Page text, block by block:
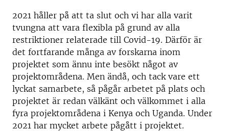
2021 håller på att ta slut och vi har alla varit
tvungna att vara flexibla på grund av alla
restriktioner relaterade till Covid-19. Därför är
det fortfarande många av forskarna inom
projektet som ännu inte besökt något av
projektområdena. Men ändå, och tack vare ett
lyckat samarbete, så pågår arbetet på plats och
projektet är redan välkänt och välkommet i alla
fyra projektområdena i Kenya och Uganda. Under
2021 har mycket arbete pågått i projektet.